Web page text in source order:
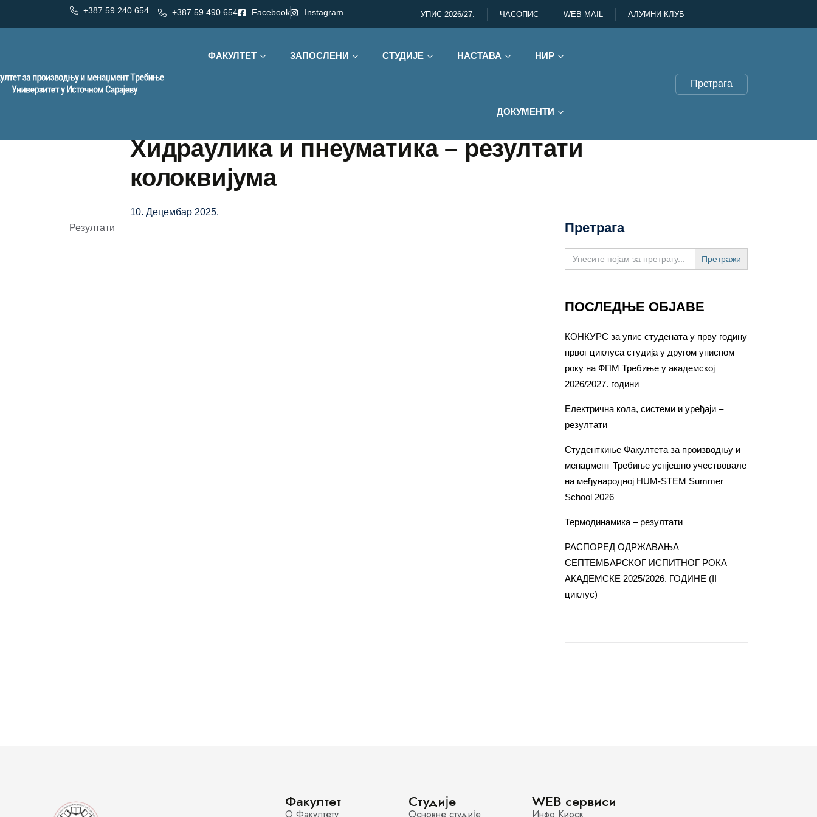
+387 59 240 654 +387 59 490 654 Facebook Instagram УПИС 2026/27. ЧАСОПИС WEB MAIL АЛУМНИ КЛУБ
ФАКУЛТЕТ ЗАПОСЛЕНИ СТУДИЈЕ НАСТАВА НИР
ДОКУМЕНТИ
Претрага
Хидраулика и пнеуматика – резултати
колоквијума
10. Децембар 2025.
Резултати
Претрага
Search
for:
ПОСЛЕДЊЕ ОБЈАВЕ
КОНКУРС за упис студената у прву годину
првог циклуса студија у другом уписном
року на ФПМ Требиње у академској
2026/2027. години
Електрична кола, системи и уређаји –
резултати
Студенткиње Факултета за производњу и
менаџмент Требиње успјешно учествовале
на међународној HUM-STEM Summer
School 2026
Термодинамика – резултати
РАСПОРЕД ОДРЖАВАЊА
СЕПТЕМБАРСКОГ ИСПИТНОГ РОКА
АКАДЕМСКЕ 2025/2026. ГОДИНЕ (II
циклус)
Факултет Студије WEB сервиси